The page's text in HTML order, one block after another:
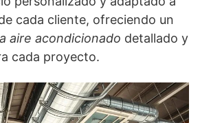
cada cliente, ofreciendo un
aire acondicionado detallado y
cada proyecto.